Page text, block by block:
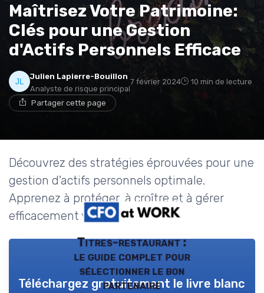
Maîtrisez Votre Patrimoine:
Clés pour une Gestion
d'Actifs Personnels Efficace
Julien Lapierre-Bouillon
Analyste de risque principal
7 février 2024 10 min de lecture
Partager cette page
Découvrez des stratégies éprouvées pour une
gestion d'actifs personnels optimale.
Apprenez à protéger, à croître et à gérer
efficacement votre patrimoine.
Titres-restaurant :
le guide complet pour
sélectionner le bon
partenaire
Téléchargez gratuitement le livre blanc